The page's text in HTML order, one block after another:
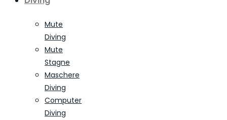
Mute
Diving
Mute
Stagne
Maschere
Diving
Computer
Diving